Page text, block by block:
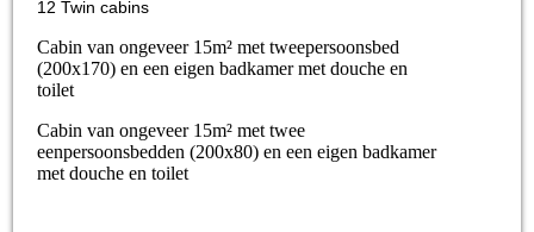
12 Twin cabins
Cabin van ongeveer 15m² met tweepersoonsbed
(200x170) en een eigen badkamer met douche en
toilet
Cabin van ongeveer 15m² met twee
eenpersoonsbedden (200x80) en een eigen badkamer
met douche en toilet